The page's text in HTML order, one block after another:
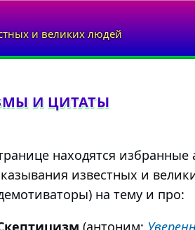
и великих людей
И ЦИТАТЫ
находятся
известных и
на тему и про:
(антоним: